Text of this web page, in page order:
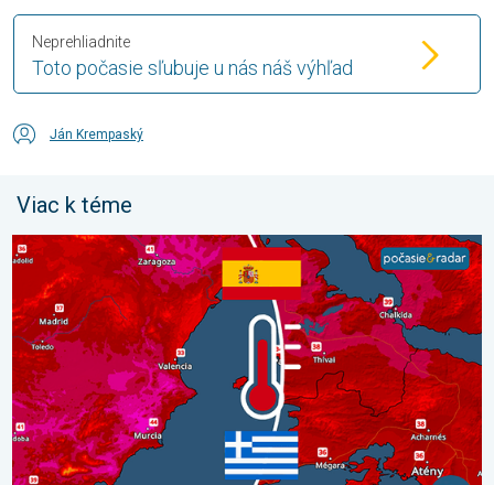
Toto počasie sľubuje u nás náš výhľad
Neprehliadnite
Ján Krempaský
Viac k téme
V južnej Európe vrcholia ďalšie horúčavy. Až 45 °C. . . streda